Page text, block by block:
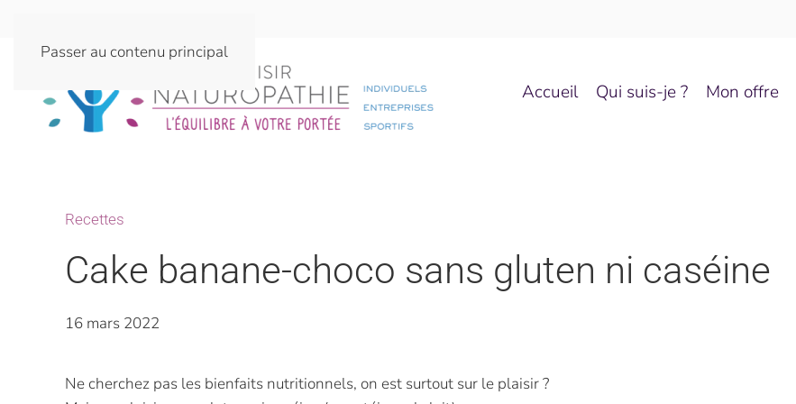
Passer au contenu principal
Accueil Qui suis-je ? Mon offre
Recettes
Cake banane-choco sans gluten ni caséine
16 mars 2022
Ne cherchez pas les bienfaits nutritionnels, on est surtout sur le plaisir ?